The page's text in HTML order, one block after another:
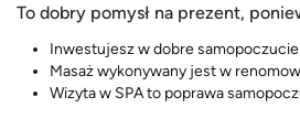
To dobry pomysł na prezent,
Inwestujesz w dobre
Masaż wykonywany jest w
Wizyta w SPA to poprawa